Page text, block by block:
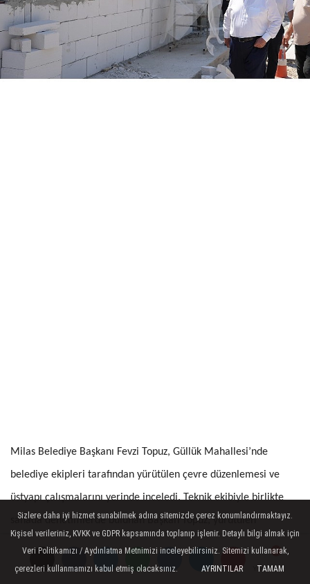
Yorumlar
Yorumlar
Milas Belediye Başkanı Fevzi Topuz, Güllük Mahallesi’nde
belediye ekipleri tarafından yürütülen çevre düzenlemesi ve
üstyapı çalışmalarını yerinde inceledi. Teknik ekibiyle birlikte
sahada denetimlerde bulunan Başkan Topuz, yürütülen
vatandaşlarla da bir araya gelerek taleplerini dinledi.
Sizlere daha iyi hizmet sunabilmek adına sitemizde çerez konumlandırmaktayız.
Kişisel verileriniz, KVKK ve GDPR kapsamında toplanıp işlenir. Detaylı bilgi almak için
Veri Politikamızı / Aydınlatma Metnimizi inceleyebilirsiniz. Sitemizi kullanarak,
çerezleri kullanmamızı kabul etmiş olacaksınız.
AYRINTILAR TAMAM